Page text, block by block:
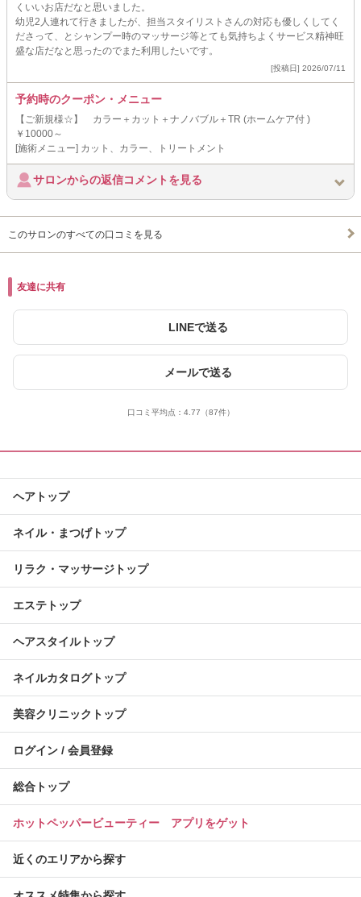
くいいお店だなと思いました。
幼児2人連れて行きましたが、担当スタイリストさんの対応も優しくしてく
ださって、とシャンプー時のマッサージ等とても気持ちよくサービス精神旺
盛な店だなと思ったのでまた利用したいです。
[投稿日] 2026/07/11
予約時のクーポン・メニュー
【ご新規様☆】 カラー＋カット＋ナノバブル＋TR (ホームケア付 )
￥10000～
[施術メニュー] カット、カラー、トリートメント
サロンからの返信コメントを見る
このサロンのすべての口コミを見る
友達に共有
LINEで送る
メールで送る
口コミ平均点： 4.77 （87件）
ヘアトップ
ネイル・まつげトップ
リラク・マッサージトップ
エステトップ
ヘアスタイルトップ
ネイルカタログトップ
美容クリニックトップ
ログイン / 会員登録
総合トップ
ホットペッパービューティー アプリをゲット
近くのエリアから探す